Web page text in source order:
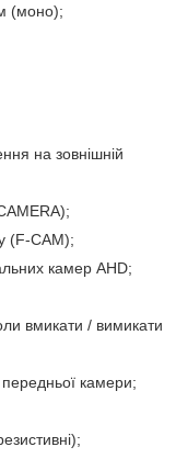
(моно);
на зовнішній
(F-CAM);
камер AHD;
вмикати / вимикати
камери;